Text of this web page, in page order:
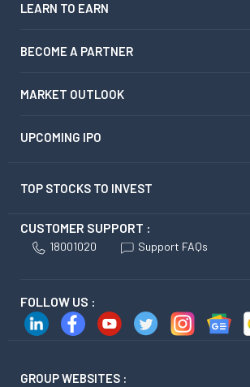
LEARN TO EARN
BECOME A PARTNER
MARKET OUTLOOK
UPCOMING IPO
TOP STOCKS TO INVEST
CUSTOMER SUPPORT :
18001020 Support FAQs
FOLLOW US :
GROUP WEBSITES :